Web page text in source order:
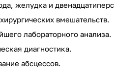
желудка и
вмешательств.
лабораторного анализа.
диагностика.
абсцессов.